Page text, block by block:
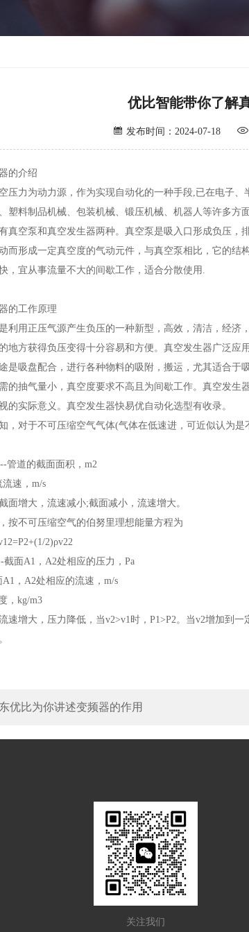
优比智能带你了解
 发布时间：2024-07-18 
的介绍
压力为动力源，作为实现自动化的一种手段,已在电子
塑料制品机械、包装机械、锻压机械、机器人等许多方
真空泵和真空发生器两种。真空泵是吸入口形成负压
而形成一定真空度的气动元件，与真空泵相比，它的
，宜从事流量不大的间歇工作，适合分散使用.
的工作原理
利用正压气源产生负压的一种新型，高效，清洁，经
地方获得负压变得十分容易和方便。真空发生器广泛
是吸盘配合，进行各种物料的吸附，搬运，尤其适合
的抽气量小，真空度要求不高且为间歇工作。真空发
的实际意义。真空发生器快易优自动化选型有收录。
，对于不可压缩空气气体(气体在低速进，可近似认为是
管道的截面面积，m2
速，m/s
面增大，流速减小;截面减小，流速增大。
按不可压缩空气的伯努里理想能量方程为
2)ρv22
截面A1，A2处相应的压力，Pa
，A2处相应的流速，m/s
，kg/m3
速增大，压力降低，当v2>v1时，P1>P2。当v2增加到
优比为你讲述变频器的作用
关注我们